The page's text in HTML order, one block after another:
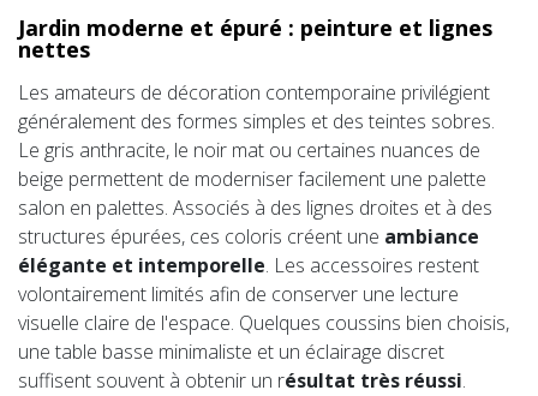
Jardin moderne et épuré : peinture et lignes
nettes
Les amateurs de décoration contemporaine privilégient
généralement des formes simples et des teintes sobres.
Le gris anthracite, le noir mat ou certaines nuances de
beige permettent de moderniser facilement une palette
salon en palettes. Associés à des lignes droites et à des
structures épurées, ces coloris créent une ambiance
élégante et intemporelle. Les accessoires restent
volontairement limités afin de conserver une lecture
visuelle claire de l'espace. Quelques coussins bien choisis,
une table basse minimaliste et un éclairage discret
suffisent souvent à obtenir un résultat très réussi.